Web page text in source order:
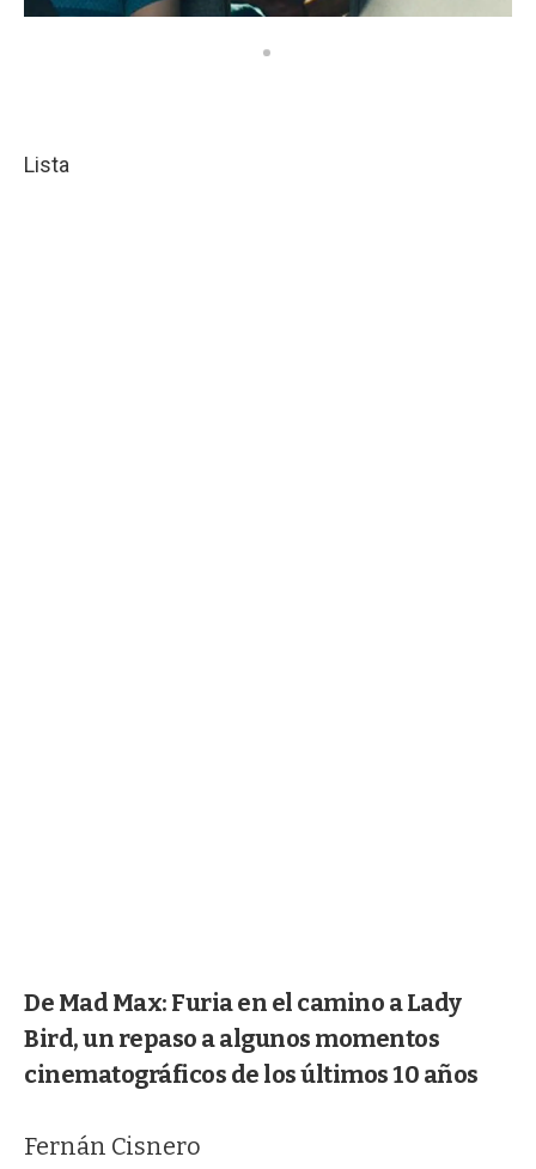
Lista
De Mad Max: Furia en el camino a Lady
Bird, un repaso a algunos momentos
cinematográficos de los últimos 10 años
Fernán Cisnero